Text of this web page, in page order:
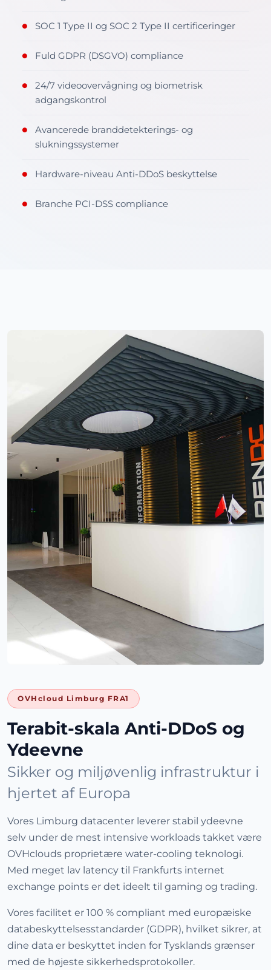
● SOC 1 Type II og SOC 2 Type II certificeringer
● Fuld GDPR (DSGVO) compliance
●
24/7 videoovervågning og biometrisk
adgangskontrol
●
Avancerede branddetekterings- og
slukningssystemer
● Hardware-niveau Anti-DDoS beskyttelse
● Branche PCI-DSS compliance
OVHcloud Limburg FRA1
Terabit-skala Anti-DDoS og
Ydeevne
Sikker og miljøvenlig infrastruktur i
hjertet af Europa
Vores Limburg datacenter leverer stabil ydeevne
selv under de mest intensive workloads takket være
OVHclouds proprietære water-cooling teknologi.
Med meget lav latency til Frankfurts internet
exchange points er det ideelt til gaming og trading.
Vores facilitet er 100 % compliant med europæiske
databeskyttelsesstandarder (GDPR), hvilket sikrer, at
dine data er beskyttet inden for Tysklands grænser
med de højeste sikkerhedsprotokoller.